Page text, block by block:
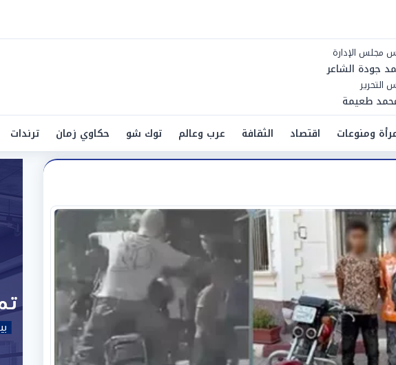
مجلس الإدارة
جودة الشاعر
التحرير
طعيمة
ومنوعات اقتصاد الثقافة عرب وعالم توك شو حكاوي زمان ترندات